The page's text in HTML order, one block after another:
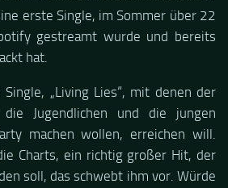
erste Single, im Sommer über 22
gestreamt wurde und bereits
hat.
„Living Lies“, mit denen der
Jugendlichen und die jungen
machen wollen, erreichen will.
Charts, ein richtig großer Hit, der
soll, das schwebt ihm vor. Würde